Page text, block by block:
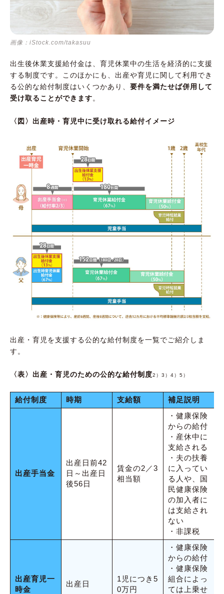
画像：iStock.com/takasuu
出生後休業支援給付金は、育児休業中の生活を経済的に支援
する制度です。このほかにも、出産や育児に関して利用でき
る公的な給付制度はいくつかあり、 要件を満たせば併用して
受け取ることができます。
〈図〉出産時・育児中に受け取れる給付イメージ
出産・育児を支援する公的な給付制度を一覧でご紹介しま
す。
〈表〉出産・育児のための公的な給付制度2）3）4）5）
給付制度 時期 支給額 補足説明
出産手当金
出産日前42
日～出産日
後56日
賃金の2／3
相当額
・健康保険
からの給付
・産休中に
支給される
・夫の扶養
に入ってい
る人や、国
民健康保険
の加入者に
は支給され
ない
・非課税
出産育児一
時金
出産日
1児につき5
0万円
・健康保険
からの給付
・健康保険
組合によっ
ては上乗せ